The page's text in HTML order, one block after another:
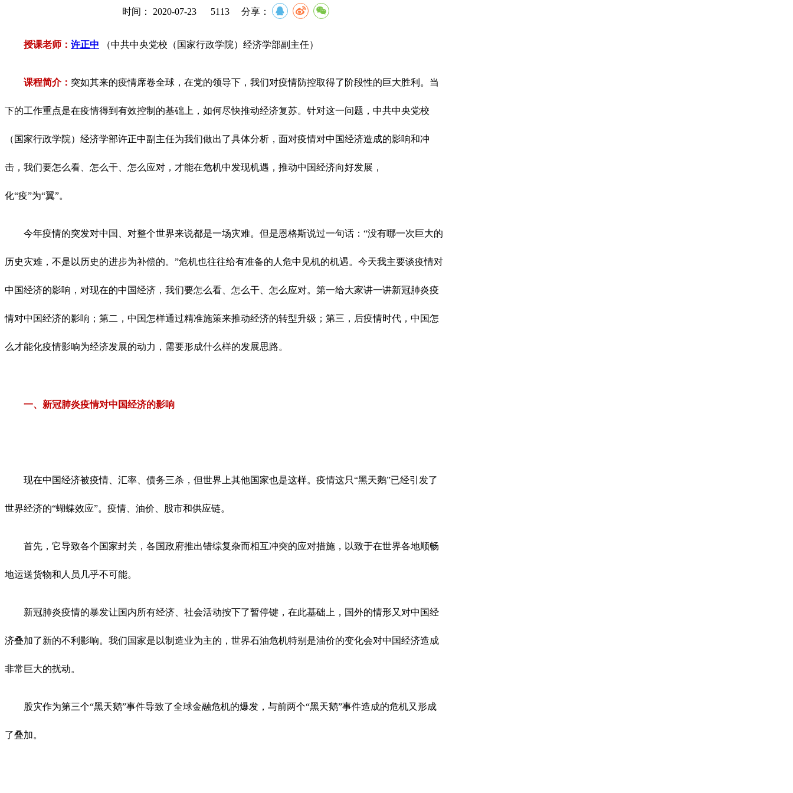
时间： 2020-07-23 5113 分享：
授课老师： 许正中 （中共中央党校（国家行政学院）经济学部副主任）
课程简介： 突如其来的疫情席卷全球，在党的领导下，我们对疫情防控取得了阶段性的巨大胜利。当
下的工作重点是在疫情得到有效控制的基础上，如何尽快推动经济复苏。针对这一问题，中共中央党校
（国家行政学院）经济学部许正中副主任为我们做出了具体分析，面对疫情对中国经济造成的影响和冲
击，我们要怎么看、怎么干、怎么应对，才能在危机中发现机遇，推动中国经济向好发展，
化“疫”为“翼”。
今年疫情的突发对中国、对整个世界来说都是一场灾难。但是恩格斯说过一句话：“没有哪一次巨大的
历史灾难，不是以历史的进步为补偿的。”危机也往往给有准备的人危中见机的机遇。 今天我主要谈疫情对
中国经济的影响，对现在的中国经济，我们要怎么看、怎么干、怎么应对。第一给大家讲一讲新冠肺炎疫
情对中国经济的影响；第二，中国怎样通过精准施策来推动经济的转型升级；第三，后疫情时代，中国怎
么才能化疫情影响为经济发展的动力，需要形成什么样的发展思路。
一、新冠肺炎疫情对中国经济的影响
现在中国经济被疫情、汇率、债务三杀，但世界上其他国家也是这样。疫情这只“黑天鹅”已经引发了
世界经济的“蝴蝶效应”。 疫情、油价、股市和供应链。
首先，它导致各个国家封关，各国政府推出错综复杂而相互冲突的应对措施，以致于在世界各地顺畅
地运送货物和人员几乎不可能。
新冠肺炎疫情的暴发让国内所有经济、社会活动按下了暂停键，在此基础上，国外的情形又对中国经
济叠加了新的不利影响。我们国家是以制造业为主的，世界石油危机特别是油价的变化会对中国经济造成
非常巨大的扰动。
股灾作为第三个“黑天鹅”事件导致了全球金融危机的爆发，与前两个“黑天鹅”事件造成的危机又形成
了叠加。